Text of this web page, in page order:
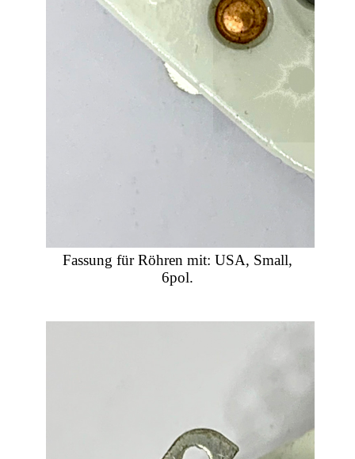
Fassung für Röhren mit: USA, Small,
6pol.